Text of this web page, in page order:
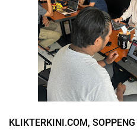
KLIKTERKINI.COM, SOPPENG